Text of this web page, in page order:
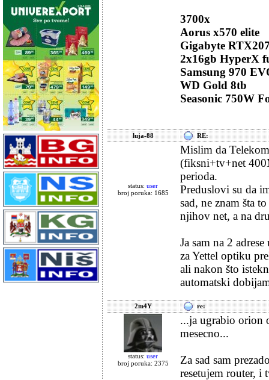
3700x
Aorus x570 elite
Gigabyte
2x16gb HyperX
Samsung 970
WD Gold 8tb
Seasonic 750W
luja-88 RE:
status: user
broj poruka: 1685
Mislim da
(fiksni+tv+net
perioda.
Preduslovi su da
sad, ne znam šta
njihov net, a na
Ja sam na 2
za Yettel optiku
ali nakon što
automatski
2m4Y re:
status: user
broj poruka: 2375
...ja ugrabio orion
mesecno...
Za sad sam
resetujem router, i